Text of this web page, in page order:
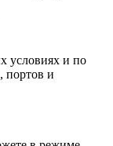
условиях и по
портов и